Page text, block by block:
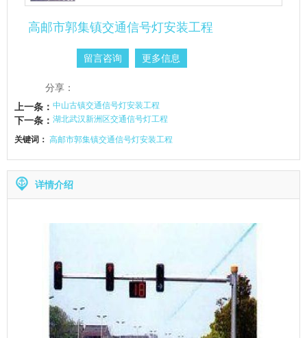
高邮市郭集镇交通信号灯安装工程
留言咨询 更多信息
分享：
上一条： 中山古镇交通信号灯安装工程
下一条： 湖北武汉新洲区交通信号灯工程
关键词： 高邮市郭集镇交通信号灯安装工程
详情介绍